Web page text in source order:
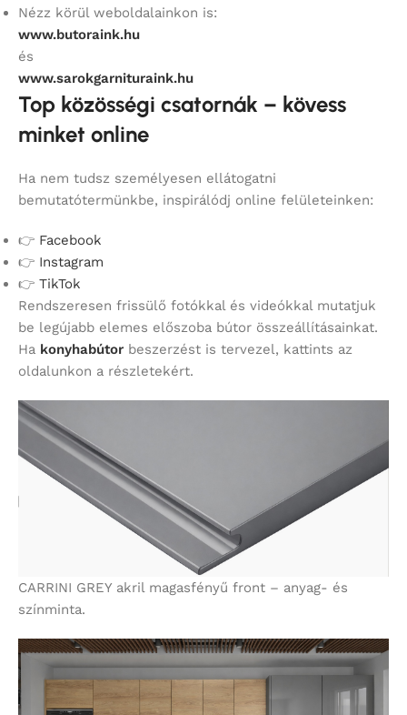
Nézz körül weboldalainkon is:
www.butoraink.hu
és
www.sarokgarnituraink.hu
Top közösségi csatornák – kövess
minket online
Ha nem tudsz személyesen ellátogatni
bemutatótermünkbe, inspirálódj online felületeinken:
👉 Facebook
👉 Instagram
👉 TikTok
Rendszeresen frissülő fotókkal és videókkal mutatjuk
be legújabb elemes előszoba bútor összeállításainkat.
Ha konyhabútor beszerzést is tervezel, kattints az
oldalunkon a részletekért.
CARRINI GREY akril magasfényű front – anyag- és
színminta.